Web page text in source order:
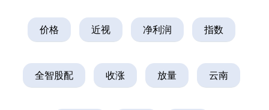
价格 近视 净利润 指数
全智股配 收涨 放量 云南